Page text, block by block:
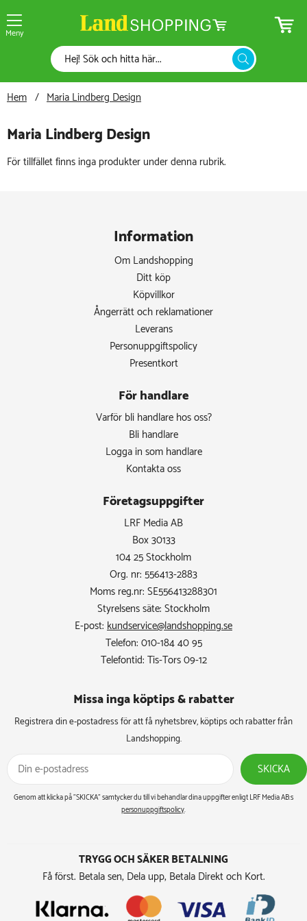
Meny
Hem Maria Lindberg Design
Maria Lindberg Design
För tillfället finns inga produkter under denna rubrik.
Information
Om Landshopping
Ditt köp
Köpvillkor
Ångerrätt och reklamationer
Leverans
Personuppgiftspolicy
Presentkort
För handlare
Varför bli handlare hos oss?
Bli handlare
Logga in som handlare
Kontakta oss
Företagsuppgifter
LRF Media AB
Box 30133
104 25 Stockholm
Org. nr: 556413-2883
Moms reg.nr: SE556413288301
Styrelsens säte: Stockholm
E-post: kundservice@landshopping.se
Telefon: 010-184 40 95
Telefontid: Tis-Tors 09-12
Missa inga köptips & rabatter​
Registrera din e-postadress för att få nyhetsbrev, köptips och rabatter från
Landshopping.
SKICKA
Genom att klicka på ”SKICKA” samtycker du till vi behandlar dina uppgifter enligt LRF Media AB:s
personuppgiftspolicy.
TRYGG OCH SÄKER BETALNING
Få först. Betala sen, Dela upp, Betala Direkt och Kort.